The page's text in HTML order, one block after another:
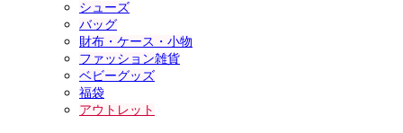
シューズ
バッグ
財布・ケース・小物
ファッション雑貨
ベビーグッズ
福袋
アウトレット